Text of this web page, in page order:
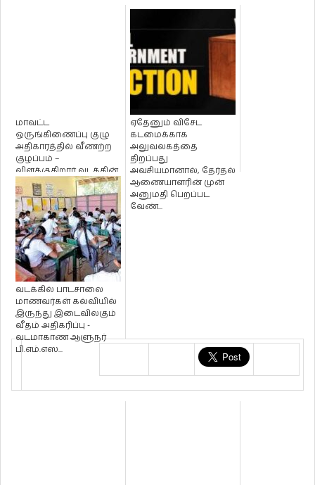
மாவட்ட
ஒருங்கிணைப்பு குழு
அதிகாரத்தில் வீணற்ற
குழப்பம் –
விளக்குகிறார் வடக்கின்
முன்னாள் எதிர்க்கட...
ஏதேனும் விசேட
கடமைக்காக
அலுவலகத்தை
திறப்பது
அவசியமானால், தேர்தல்
ஆணையாளரின் முன்
அனுமதி பெறப்பட
வேண்...
வடக்கில் பாடசாலை
மாணவர்கள் கல்வியில்
இருந்து இடைவிலகும்
வீதம் அதிகரிப்பு -
வடமாகாண ஆளுநர்
பி.எம்.எஸ...